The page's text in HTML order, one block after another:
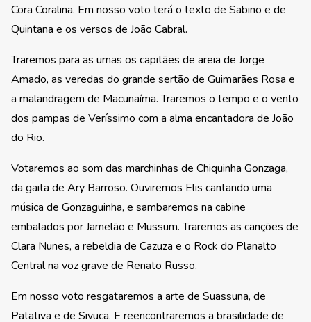
Cora Coralina. Em nosso voto terá o texto de Sabino e de
Quintana e os versos de João Cabral.
Traremos para as urnas os capitães de areia de Jorge
Amado, as veredas do grande sertão de Guimarães Rosa e
a malandragem de Macunaíma. Traremos o tempo e o vento
dos pampas de Veríssimo com a alma encantadora de João
do Rio.
Votaremos ao som das marchinhas de Chiquinha Gonzaga,
da gaita de Ary Barroso. Ouviremos Elis cantando uma
música de Gonzaguinha, e sambaremos na cabine
embalados por Jamelão e Mussum. Traremos as canções de
Clara Nunes, a rebeldia de Cazuza e o Rock do Planalto
Central na voz grave de Renato Russo.
Em nosso voto resgataremos a arte de Suassuna, de
Patativa e de Sivuca. E reencontraremos a brasilidade de